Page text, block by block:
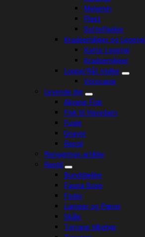
Melamin
Plast
Sutteflasker
Kradsemiljøer og Legetøj
Katte Legetøj
Kradsemiljøer
Loppe/flåt midler
Vetocanis
Levende dyr
Akvarie Fisk
Fisk til Havedam
Fugle
Gnaver
Reptil
Rengørings artikler
Reptil
Bunddække
Fauna Boxe
Foder
Lamper og Pærer
Skåle
Terrarie tilbehør